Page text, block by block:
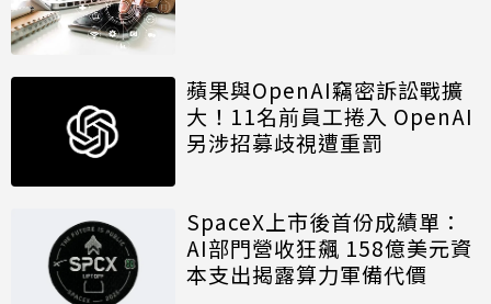
蘋果與OpenAI竊密訴訟戰擴
大！11名前員工捲入 OpenAI
另涉招募歧視遭重罰
SpaceX上市後首份成績單：
AI部門營收狂飆 158億美元資
本支出揭露算力軍備代價